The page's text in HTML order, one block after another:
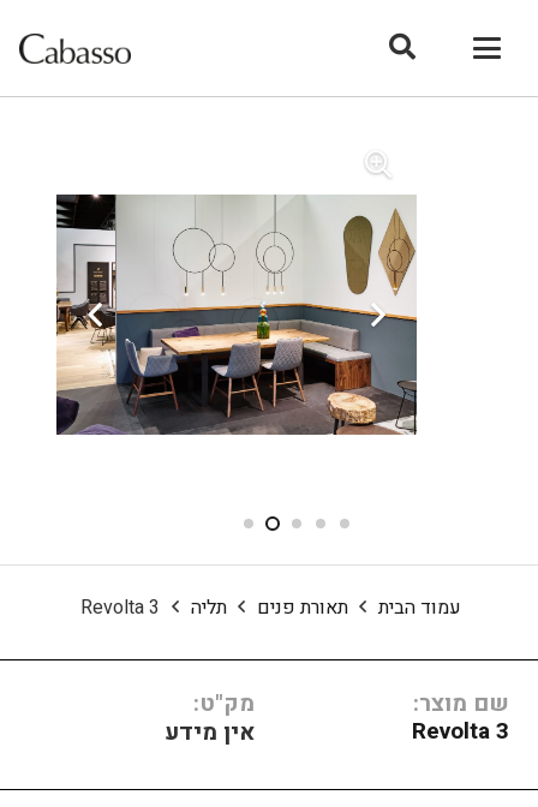
עמוד הבית תאורת פנים תליה Revolta 3
שם מוצר:
Revolta 3
מק"ט:
אין מידע